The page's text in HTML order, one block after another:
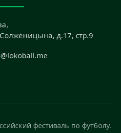
д.17, стр.9
фестиваль по футболу.